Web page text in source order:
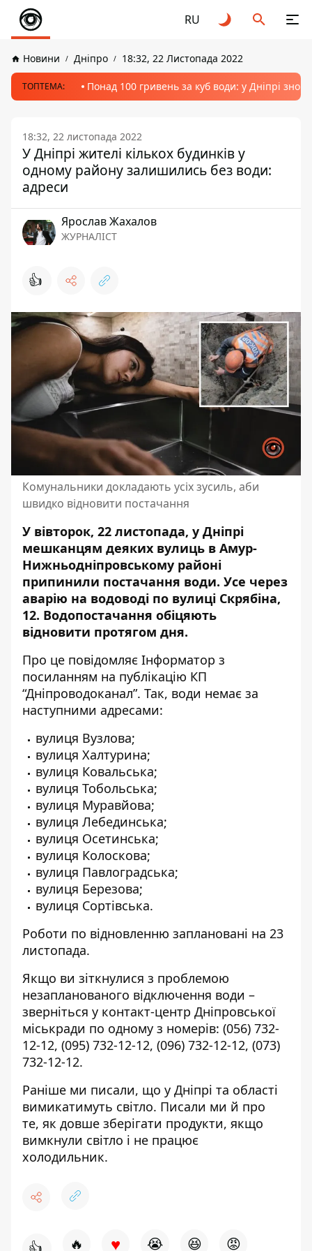
RU
Новини Дніпро 18:32, 22 Листопада 2022
ТОПТЕМА: Понад 100 гривень за куб води: у Дніпрі
18:32, 22 листопада 2022
У Дніпрі жителі кількох будинків у
одному району залишились без води:
адреси
Ярослав Жахалов
ЖУРНАЛІСТ
👍
Комунальники докладають усіх зусиль, аби
швидко відновити постачання
У вівторок, 22 листопада, у Дніпрі
мешканцям деяких вулиць в Амур-
Нижньодніпровському районі
припинили постачання води. Усе через
аварію на водоводі по вулиці Скрябіна,
12. Водопостачання обіцяють
відновити протягом дня.
Про це повідомляє Інформатор з
посиланням на публікацію КП
“Дніпроводоканал”. Так, води немає за
наступними адресами:
вулиця Вузлова;
вулиця Халтурина;
вулиця Ковальська;
вулиця Тобольська;
вулиця Муравйова;
вулиця Лебединська;
вулиця Осетинська;
вулиця Колоскова;
вулиця Павлоградська;
вулиця Березова;
вулиця Сортівська.
Роботи по відновленню заплановані на 23
листопада.
Якщо ви зіткнулися з проблемою
незапланованого відключення води –
зверніться у контакт-центр Дніпровської
міськради по одному з номерів: (056) 732-
12-12, (095) 732-12-12, (096) 732-12-12, (073)
732-12-12.
Раніше ми писали, що у Дніпрі та області
вимикатимуть світло. Писали ми й про
те, як довше зберігати продукти, якщо
вимкнули світло і не працює
холодильник.
🔥 ♥ 😭 😆 😡